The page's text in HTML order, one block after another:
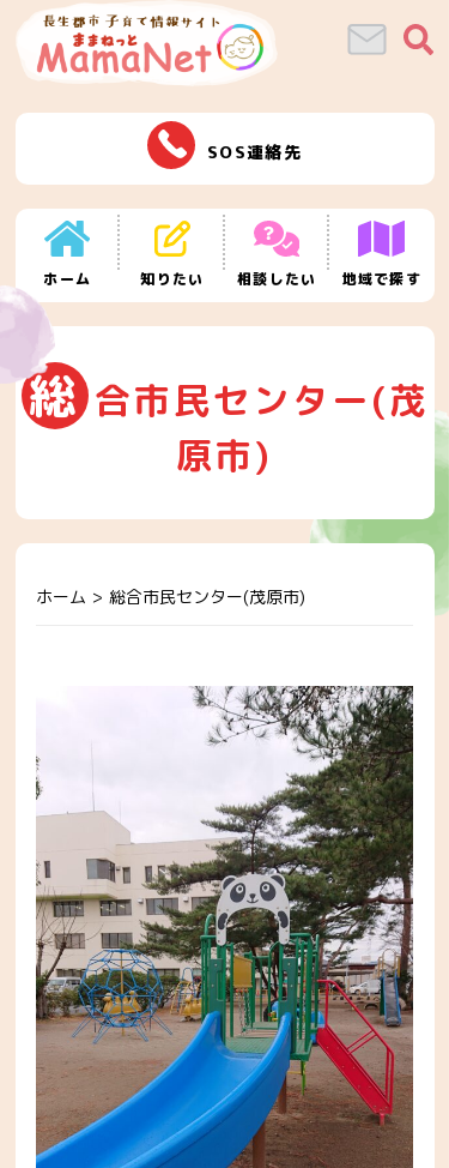
SOS連絡先
ホーム 知りたい 相談したい 地域で探す
総 合市民センター(茂
原市)
ホーム > 総合市民センター(茂原市)